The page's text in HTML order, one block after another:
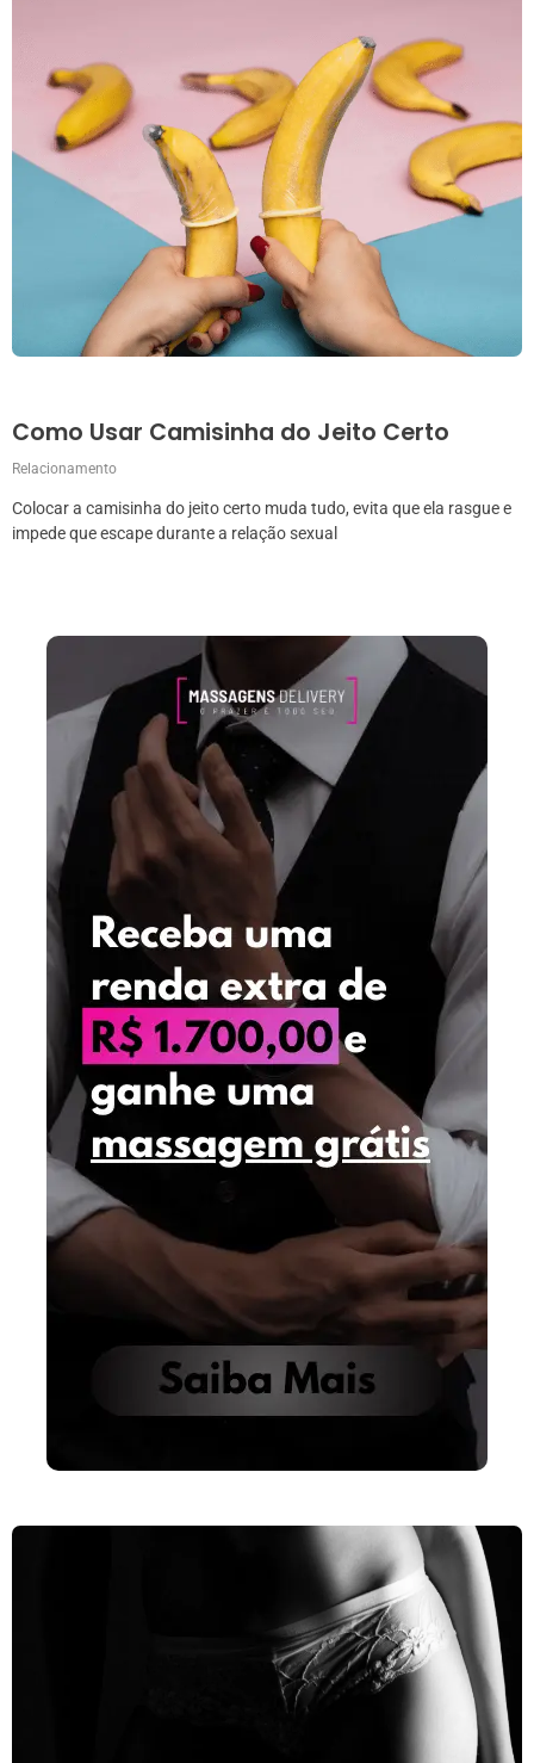
Como Usar Camisinha do Jeito Certo
Relacionamento
Colocar a camisinha do jeito certo muda tudo, evita que ela rasgue e
impede que escape durante a relação sexual